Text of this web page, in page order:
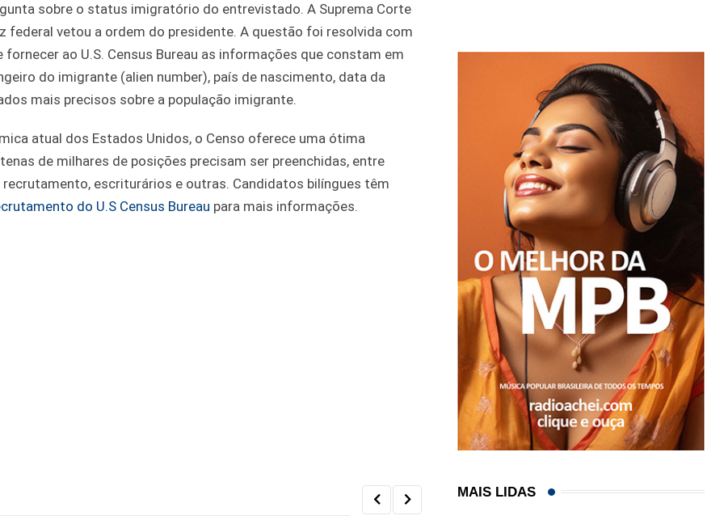
sobre o status imigratório do entrevistado. A Suprema Corte
federal vetou a ordem do presidente. A questão foi resolvida com
ao U.S. Census Bureau as informações que constam em
do imigrante (alien number), país de nascimento, data da
mais precisos sobre a população imigrante.
atual dos Estados Unidos, o Censo oferece uma ótima
de milhares de posições precisam ser preenchidas, entre
escriturários e outras. Candidatos bilíngues têm
do U.S Census Bureau para mais informações.
MAIS LIDAS